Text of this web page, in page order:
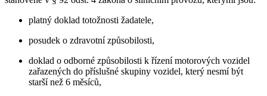
platný doklad totožnosti žadatele,
posudek o zdravotní způsobilosti,
doklad o odborné způsobilosti k řízení motorových vozidel
zařazených do příslušné skupiny vozidel, který nesmí být
starší než 6 měsíců,